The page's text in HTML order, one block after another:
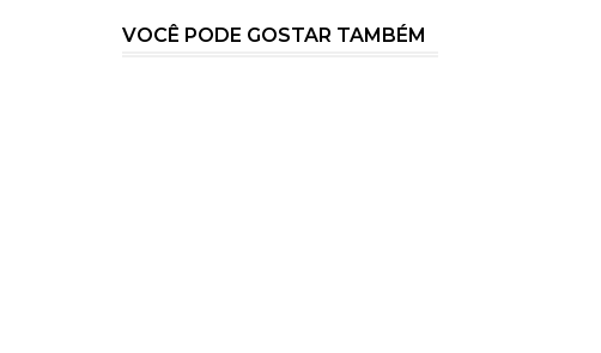
VOCÊ PODE GOSTAR TAMBÉM